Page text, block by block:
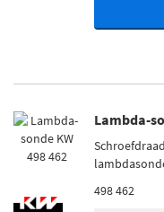
Lambda-
498 462